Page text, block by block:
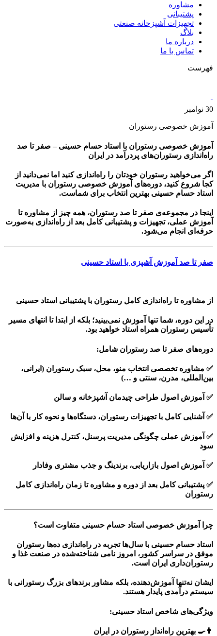
مشاوره
پشتیبانی
تجهیزات آشپزخانه صنعتی
بلاگ
درباره ما
تماس با ما
فهرست
30 نوامبر
آموزش خصوصی رستوران
آموزش خصوصی رستوران با استاد حسام حسینی – صفر تا صد
راه‌اندازی رستوران‌های پردرآمد در ایران
اگر می‌خواهید رستوران خودتان را راه‌اندازی کنید اما نمی‌دانید از
کجا شروع کنید، دوره‌های آموزش خصوصی رستوران با مدیریت
استاد حسام حسینی بهترین انتخاب برای شماست.
اینجا در مجموعه‌ی صفر تا صد رستوران، همه چیز از مشاوره تا
آموزش عملی، تجهیزات و پشتیبانی کامل بعد از راه‌اندازی به‌صورت
حرفه‌ای انجام می‌شود.
صفر تا صد آموزش آشپزی با استاد حسینی
از مشاوره تا راه‌اندازی کامل رستوران با پشتیبانی استاد حسینی
در این دوره، شما تنها آموزش نمی‌بینید؛ بلکه از ابتدا تا انتهای مسیر
تأسیس رستوران همراه استاد خواهید بود.
دوره‌های صفر تا صد رستوران شامل:
✅ مشاوره تخصصی انتخاب منو، محل، سبک رستوران (ایرانی،
بین‌المللی، مدرن، سنتی و …)
✅ آموزش اصول طراحی چیدمان آشپزخانه و سالن
✅ آشنایی کامل باتجهیزات رستوران، دستگاه‌ها و نحوه کار با آن‌ها
✅ آموزش عملی چگونگی مدیریت پرسنل، کنترل هزینه و افزایش
سود
✅ آموزش اصول بازاریابی، برندینگ و جذب مشتری وفادار
✅ پشتیبانی کامل بعد از دوره و مشاوره تا زمان راه‌اندازی کامل
رستوران
چرا آموزش خصوصی استاد حسام حسینی متفاوت است؟
استاد حسام حسینی با سال‌ها تجربه در راه‌اندازی ده‌ها رستوران
موفق در سراسر کشور، امروز نامی شناخته‌شده در صنعت غذا و
رستوران‌داری ایران است.
ایشان نه‌تنها آموزش‌دهنده، بلکه مشاور برندهای بزرگ رستورانی با
سیستم درآمدی پایدار هستند.
ویژگی‌های شاخص استاد حسینی:
👨‍🍳 بهترین راه‌انداز رستوران در ایران